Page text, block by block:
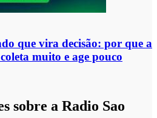
que vira decisão: por que a
muito e age pouco
sobre a Radio Sao